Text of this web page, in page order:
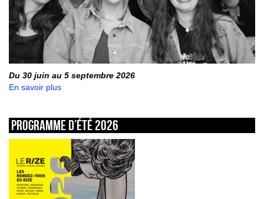
Du 30 juin au 5 septembre 2026
En savoir plus
Programme d’été 2026